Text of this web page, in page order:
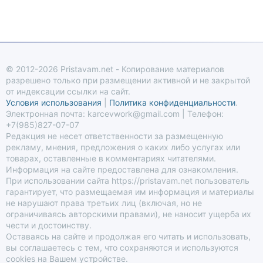
© 2012-2026 Pristavam.net - Копирование материалов
разрешено только при размещении активной и не закрытой
от индексации ссылки на сайт.
Условия использования
Политика конфиденциальности.
Электронная почта: karcevwork@gmail.com | Телефон:
+7(985)827-07-07
Редакция не несет ответственности за размещенную
рекламу, мнения, предложения о каких либо услугах или
товарах, оставленные в комментариях читателями.
Информация на сайте предоставлена для ознакомления.
При использовании сайта https://pristavam.net пользователь
гарантирует, что размещаемая им информация и материалы
не нарушают права третьих лиц (включая, но не
ограничиваясь авторскими правами), не наносит ущерба их
чести и достоинству.
Оставаясь на сайте и продолжая его читать и использовать,
вы соглашаетесь с тем, что сохраняются и используются
cookies на Вашем устройстве.